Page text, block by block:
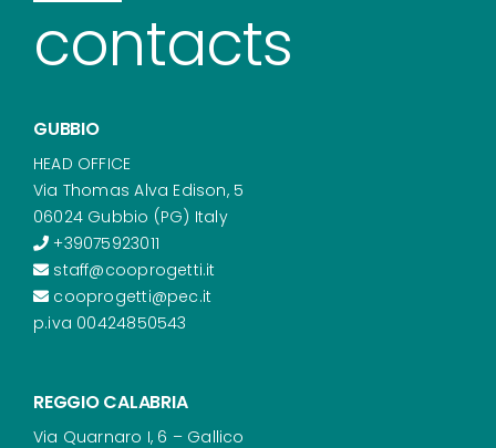
contacts
GUBBIO
HEAD OFFICE
Via Thomas Alva Edison, 5
06024 Gubbio (PG) Italy
+39075923011
staff@cooprogetti.it
cooprogetti@pec.it
p.iva 00424850543
REGGIO CALABRIA
Via Quarnaro I, 6 – Gallico